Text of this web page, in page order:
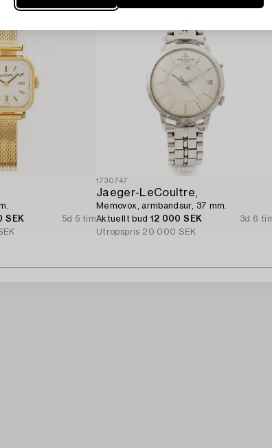
SEK
5d 5 tim
1730747
Jaeger-LeCoultre,
Memovox, armbandsur, 37 mm.
Aktuellt bud 12 000 SEK
3d 6
Utropspris 20 000 SEK